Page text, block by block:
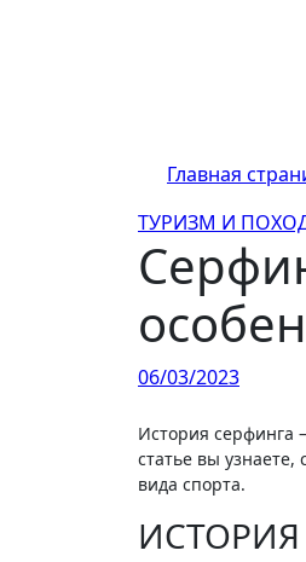
Главная
ТУРИЗМ И
06/03/2023
История серфинга — это кладезь огромного опыта, череда проб и ошибок, которые привели серфинг к тому, каким мы его видим и любим сейчас. В нашей
статье вы
вида спорта.